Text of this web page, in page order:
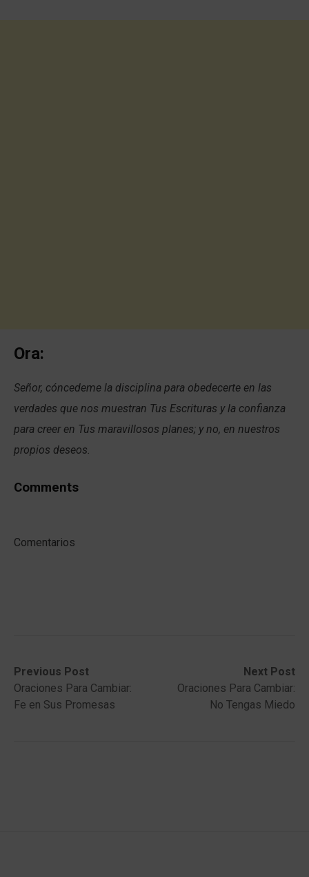
Ora:
Señor, cóncedeme la disciplina para obedecerte en las
verdades que nos muestran Tus Escrituras y la confianza
para creer en Tus maravillosos planes; y no, en nuestros
propios deseos.
Comments
Comentarios
Post
navigation
Previous Post
Previous
post:Oraciones Para Cambiar:
Fe en Sus Promesas
Next Post
Next
post:
Oraciones Para Cambiar:
No Tengas Miedo